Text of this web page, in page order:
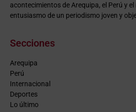
acontecimientos de Arequipa, el Perú y el
entusiasmo de un periodismo joven y
Secciones
Arequipa
Perú
Internacional
Deportes
Lo último